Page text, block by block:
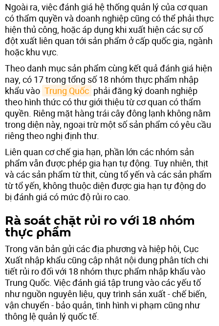
Ngoài ra, việc đánh giá hệ thống quản lý của cơ quan
có thẩm quyền và doanh nghiệp cũng có thể phải thực
hiện thủ công, hoặc áp dụng khi xuất hiện các sự cố
đột xuất liên quan tới sản phẩm ở cấp quốc gia, ngành
hoặc khu vực.
Theo danh mục sản phẩm cùng kết quả đánh giá hiện
nay, có 17 trong tổng số 18 nhóm thực phẩm nhập
khẩu vào Trung Quốc phải đăng ký doanh nghiệp
theo hình thức có thư giới thiệu từ cơ quan có thẩm
quyền. Riêng mặt hàng trái cây đông lạnh không nằm
trong diện này, ngoại trừ một số sản phẩm có yêu cầu
riêng theo nghị định thư.
Liên quan cơ chế gia hạn, phần lớn các nhóm sản
phẩm vẫn được phép gia hạn tự động. Tuy nhiên, thịt
và các sản phẩm từ thịt, cùng tổ yến và các sản phẩm
từ tổ yến, không thuộc diện được gia hạn tự động do
bị đánh giá có mức độ rủi ro cao.
Rà soát chặt rủi ro với 18 nhóm
thực phẩm
Trong văn bản gửi các địa phương và hiệp hội, Cục
Xuất nhập khẩu cũng cập nhật nội dung phân tích chi
tiết rủi ro đối với 18 nhóm thực phẩm nhập khẩu vào
Trung Quốc. Việc đánh giá tập trung vào các yếu tố
như nguồn nguyên liệu, quy trình sản xuất - chế biến,
vận chuyển - bảo quản, tình hình vi phạm cũng như
thông lệ quản lý quốc tế.